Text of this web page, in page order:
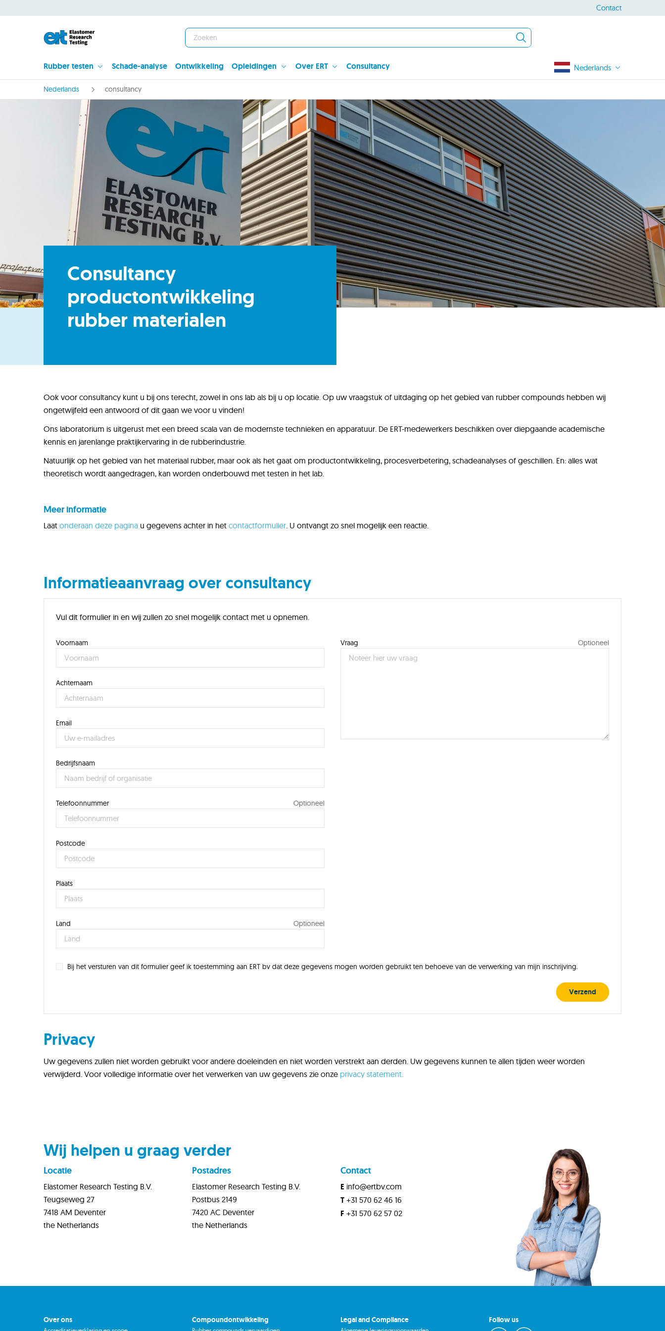
Rubber testen Schade-analyse Ontwikkeling Opleidingen Over ERT Consultancy Nederlands
Contact
Nederlands consultancy
Consultancy
productontwikkeling
rubber materialen
Ook voor consultancy kunt u bij ons terecht, zowel in ons lab als bij u op locatie. Op uw vraagstuk of uitdaging op het gebied van rubber compounds hebben wij
ongetwijfeld een antwoord of dit gaan we voor u vinden!
Ons laboratorium is uitgerust met een breed scala van de modernste technieken en apparatuur. De ERT-medewerkers beschikken over diepgaande academische
kennis en jarenlange praktijkervaring in de rubberindustrie.
Natuurlijk op het gebied van het materiaal rubber, maar ook als het gaat om productontwikkeling, procesverbetering, schadeanalyses of geschillen. En: alles wat
theoretisch wordt aangedragen, kan worden onderbouwd met testen in het lab.
Meer informatie
Laat onderaan deze pagina u gegevens achter in het contactformulier. U ontvangt zo snel mogelijk een reactie.
Informatieaanvraag over consultancy
Vul dit formulier in en wij zullen zo snel mogelijk contact met u opnemen.
Voornaam
Achternaam
Email
Bedrijfsnaam
Telefoonnummer
Postcode
Plaats
Land
Vraag
Bij het versturen van dit formulier geef ik toestemming aan ERT bv dat deze gegevens mogen worden gebruikt ten behoeve van de verwerking van mijn inschrijving.
Verzend
Privacy
Uw gegevens zullen niet worden gebruikt voor andere doeleinden en niet worden verstrekt aan derden. Uw gegevens kunnen te allen tijden weer worden
verwijderd. Voor volledige informatie over het verwerken van uw gegevens zie onze privacy statement.
Wij helpen u graag verder
Locatie
Elastomer Research Testing B.V.
Teugseweg 27
7418 AM Deventer
the Netherlands
Postadres
Elastomer Research Testing B.V.
Postbus 2149
7420 AC Deventer
the Netherlands
Contact
E info@ertbv.com
T +31 570 62 46 16
F +31 570 62 57 02
Over ons Compoundontwikkeling Legal and Compliance Follow us